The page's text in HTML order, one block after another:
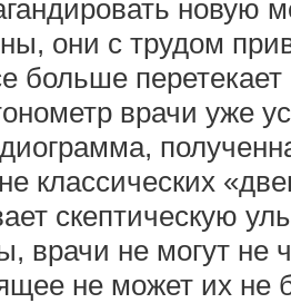
новую
они с трудом
больше
врачи уже
классических
скептическую
врачи не могут не
не может их не